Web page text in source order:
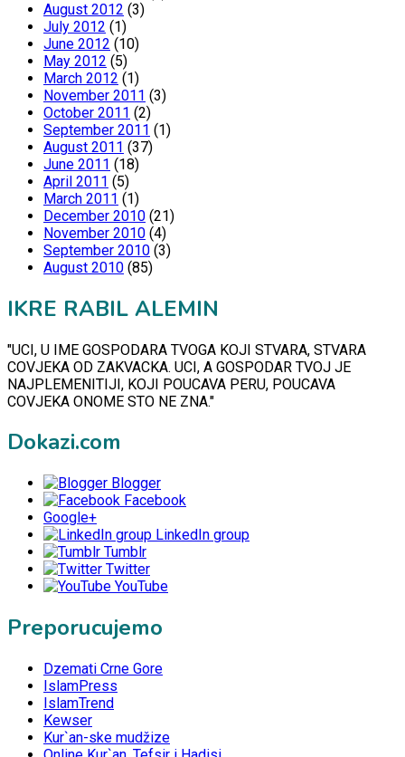
August 2012 (3)
July 2012 (1)
June 2012 (10)
May 2012 (5)
March 2012 (1)
November 2011 (3)
October 2011 (2)
September 2011 (1)
August 2011 (37)
June 2011 (18)
April 2011 (5)
March 2011 (1)
December 2010 (21)
November 2010 (4)
September 2010 (3)
August 2010 (85)
IKRE RABIL ALEMIN
"UCI, U IME GOSPODARA TVOGA KOJI STVARA, STVARA
COVJEKA OD ZAKVACKA. UCI, A GOSPODAR TVOJ JE
NAJPLEMENITIJI, KOJI POUCAVA PERU, POUCAVA
COVJEKA ONOME STO NE ZNA."
Dokazi.com
Blogger
Facebook
Google+
LinkedIn group
Tumblr
Twitter
YouTube
Preporucujemo
Dzemati Crne Gore
IslamPress
IslamTrend
Kewser
Kur`an-ske mudžize